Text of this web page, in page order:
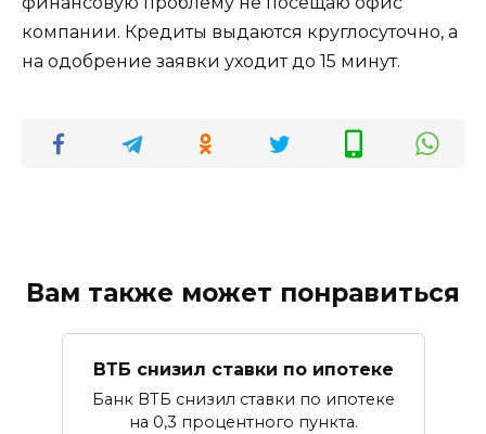
компании. Кредиты выдаются круглосуточно, а
на одобрение заявки уходит до 15 минут.
Вам также может понравиться
ВТБ снизил ставки по ипотеке
Банк ВТБ снизил ставки по ипотеке
на 0,3 процентного пункта.